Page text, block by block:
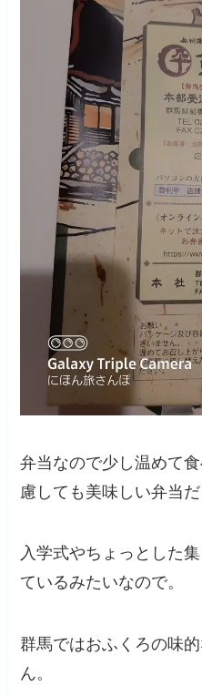
弁当なので少し温めて
慮しても美味しい弁当だ
入学式やちょっとした
ているみたいなので。
群馬ではおふくろの味
ん。